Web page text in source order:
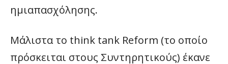
ημιαπασχόλησης.
Mάλιστα το think tank Reform (το οποίο
πρόσκειται στους Συντηρητικούς) έκανε